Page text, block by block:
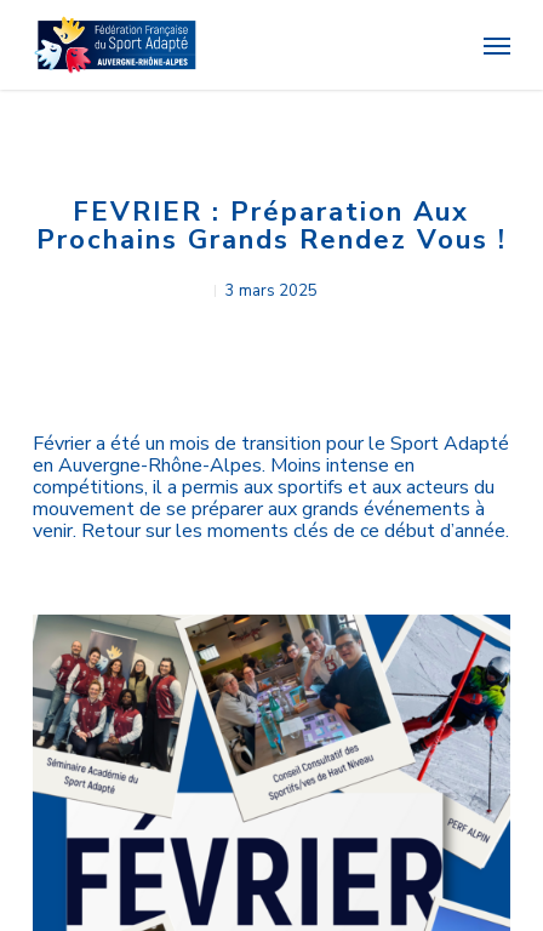
main
content
Menu
FEVRIER : Préparation Aux
Prochains Grands Rendez Vous !
3 mars 2025
Février a été un mois de transition pour le Sport Adapté
en Auvergne-Rhône-Alpes. Moins intense en
compétitions, il a permis aux sportifs et aux acteurs du
mouvement de se préparer aux grands événements à
venir. Retour sur les moments clés de ce début d’année.